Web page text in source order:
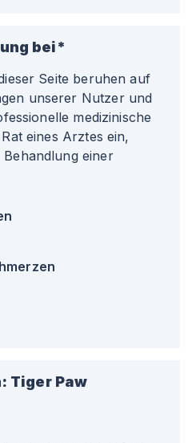
bei*
Seite beruhen auf
unserer Nutzer und
medizinische
eines Arztes ein,
einer
Tiger Paw